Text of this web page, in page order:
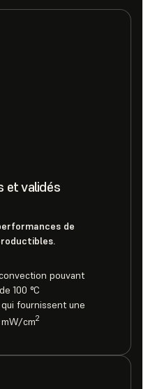
et validés
de
pouvant
100 °C
fournissent une
cm2